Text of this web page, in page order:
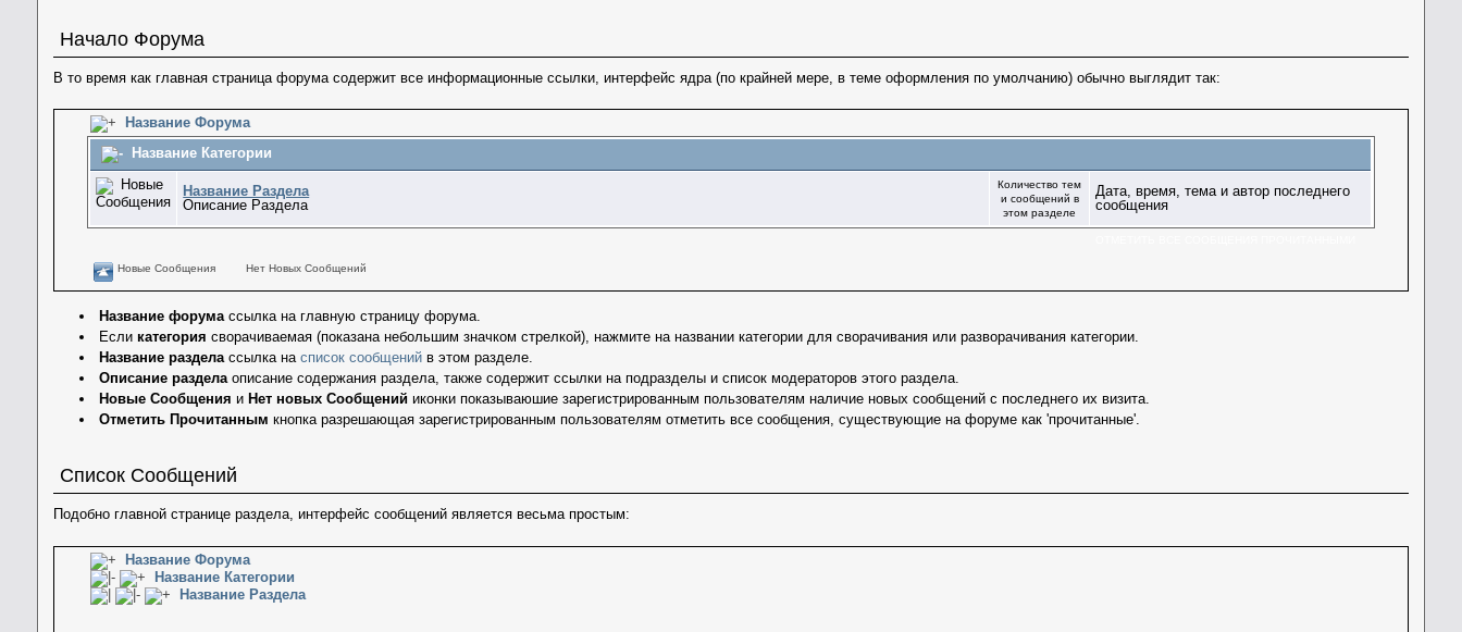
Начало Форума
В то время как главная страница форума содержит все информационные ссылки, интерфейс ядра (по крайней мере, в теме оформления по умолчанию) обычно выглядит так:
Название Форума
Название Категории
Название Раздела
Описание Раздела
Количество тем
и сообщений в
этом разделе
Дата, время, тема и автор последнего
сообщения
Новые Сообщения Нет Новых Сообщений
Название форумассылка на главную страницу форума.
Если категория сворачиваемая (показана небольшим значком стрелкой), нажмите на названии категории для сворачивания или разворачивания категории.
Название разделассылка на список сообщенийв этом разделе.
Описание разделаописание содержания раздела, также содержит ссылки на подразделы и список модераторов этого раздела.
Новые Сообщения и Нет новых Сообщенийиконки показываюшие зарегистрированным пользователям наличие новых сообщений с последнего их визита.
Отметить Прочитанным кнопка разрешающая зарегистрированным пользователям отметить все сообщения, существующие на форуме как 'прочитанные'.
Список Сообщений
Подобно главной странице раздела, интерфейс сообщений является весьма простым:
Название Форума
Название Категории
Название Раздела